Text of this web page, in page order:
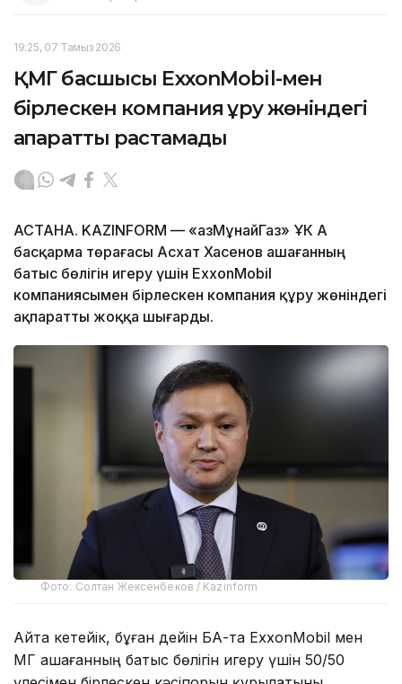
19:25, 07 Тамыз 2026
ҚМГ басшысы ExxonMobil-мен
бірлескен компания құру жөніндегі
ақпаратты растамады
АСТАНА. KAZINFORM — «ҚазМұнайГаз» ҰК АҚ
басқарма төрағасы Асхат Хасенов Қашағанның
батыс бөлігін игеру үшін ExxonMobil
компаниясымен бірлескен компания құру жөніндегі
ақпаратты жоққа шығарды.
Фото: Солтан Жексенбеков / Kazinform
Айта кетейік, бұған дейін БАҚ-та ExxonMobil мен
ҚМГ Қашағанның батыс бөлігін игеру үшін 50/50